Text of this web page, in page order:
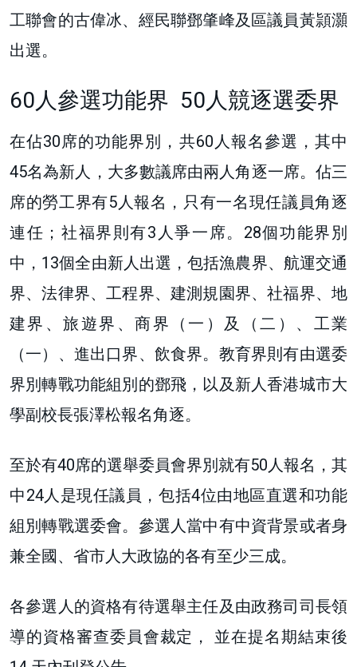
工聯會的古偉冰、經民聯鄧肇峰及區議員黃頴灝
出選。
60人參選功能界 50人競逐選委界
在佔30席的功能界別，共60人報名參選，其中
45名為新人，大多數議席由兩人角逐一席。佔三
席的勞工界有5人報名，只有一名現任議員角逐
連任；社福界則有3人爭一席。 28個功能界別
中，13個全由新人出選，包括漁農界、航運交通
界、法律界、工程界、建測規園界、社福界、地
建界、旅遊界、商界（一）及（二）、工業
（一）、進出口界、飲食界。教育界則有由選委
界別轉戰功能組別的鄧飛，以及新人香港城市大
學副校長張澤松報名角逐。
至於有40席的選舉委員會界別就有50人報名，其
中24人是現任議員，包括4位由地區直選和功能
組別轉戰選委會。參選人當中有中資背景或者身
兼全國、省市人大政協的各有至少三成。
各參選人的資格有待選舉主任及由政務司司長領
導的資格審查委員會裁定， 並在提名期結束後